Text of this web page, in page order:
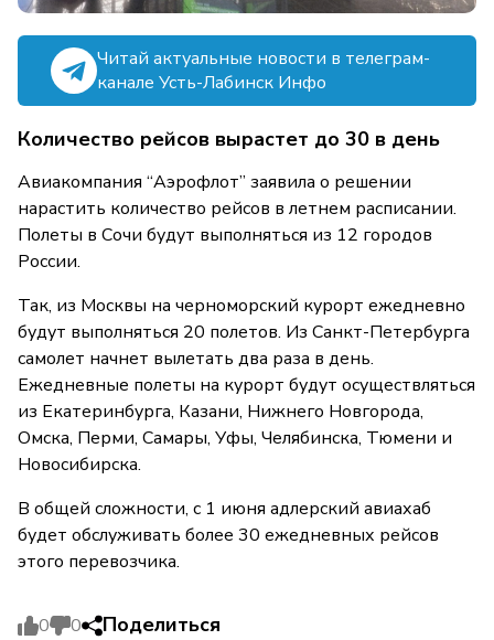
Читай актуальные новости в телеграм-
канале Усть-Лабинск Инфо
Количество рейсов вырастет до 30 в день
Авиакомпания “Аэрофлот” заявила о решении
нарастить количество рейсов в летнем расписании.
Полеты в Сочи будут выполняться из 12 городов
России.
Так, из Москвы на черноморский курорт ежедневно
будут выполняться 20 полетов. Из Санкт-Петербурга
самолет начнет вылетать два раза в день.
Ежедневные полеты на курорт будут осуществляться
из Екатеринбурга, Казани, Нижнего Новгорода,
Омска, Перми, Самары, Уфы, Челябинска, Тюмени и
Новосибирска.
В общей сложности, с 1 июня адлерский авиахаб
будет обслуживать более 30 ежедневных рейсов
этого перевозчика.
0 0 Поделиться